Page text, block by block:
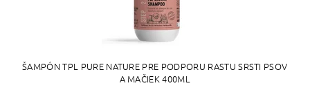
ŠAMPÓN TPL PURE NATURE PRE PODPORU RASTU SRSTI PSOV
A MAČIEK 400ML